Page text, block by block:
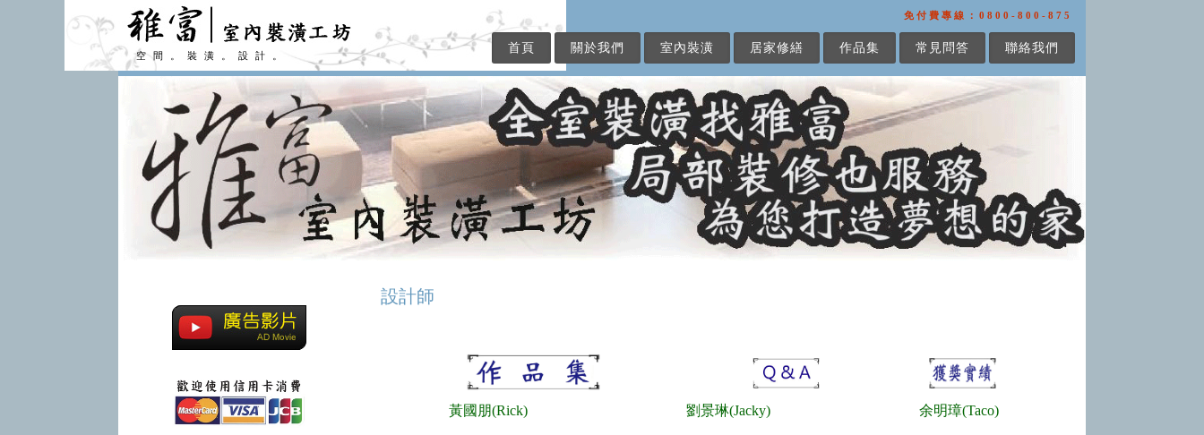
空間。裝潢。設計。
免付費專線：0800-800-875
首頁 關於我們 室內裝潢 居家修繕 作品集 常見問答 聯絡我們
設計師
黃國朋(Rick) 劉景琳(Jacky) 余明璋(Taco)